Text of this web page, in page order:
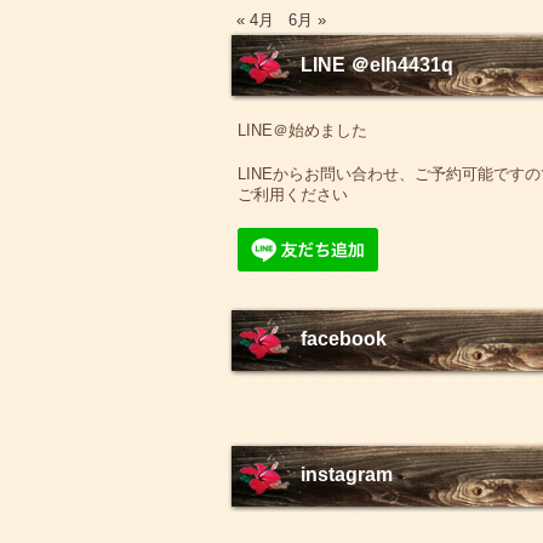
« 4月 6月 »
LINE ＠elh4431q
LINE＠始めました
LINEからお問い合わせ、ご予約可能です
ご利用ください
facebook
instagram